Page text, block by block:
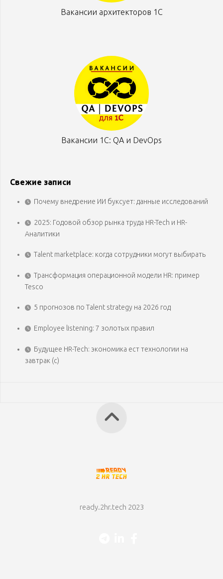
Вакансии архитекторов 1С
Вакансии 1С: QA и DevOps
Свежие записи
Почему внедрение ИИ буксует: данные исследований
2025: Годовой обзор рынка труда HR-Tech и HR-
Аналитики
Talent marketplace: когда сотрудники могут выбирать
Трансформация операционной модели HR: пример
Tesco
5 прогнозов по Talent strategy на 2026 год
Employee listening: 7 золотых правил
Будущее HR-Tech: экономика ест технологии на
завтрак (с)
ready.2hr.tech 2023